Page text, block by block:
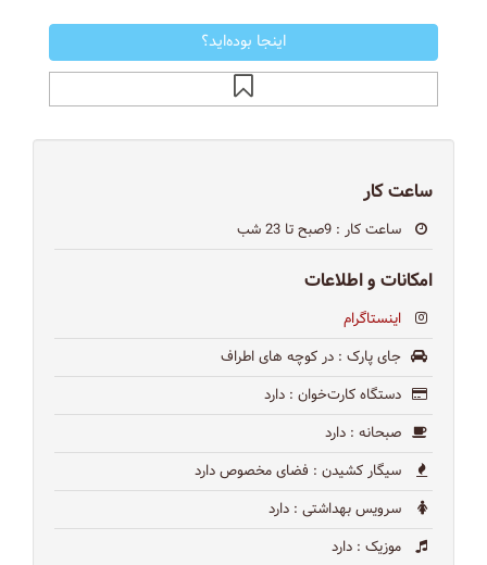
اینجا بوده‌اید؟
ساعت کار
ساعت کار : 9صبح تا 23 شب
امکانات و اطلاعات
اینستاگرام
جای پارک : در كوچه هاى اطراف
دستگاه کارت‌خوان : دارد
صبحانه : دارد
سیگار کشیدن : فضای مخصوص دارد
سرویس بهداشتی : دارد
موزیک : دارد